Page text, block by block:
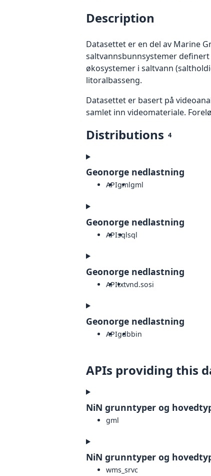
Description
Datasettet er en del av Marine
saltvannsbunnsystemer
økosystemer i saltvann
litoralbasseng.
Datasettet er basert på
samlet inn videomateriale.
Distributions 4
Geonorge nedlastning
APIgmlgml
Geonorge nedlastning
APIsqlsql
Geonorge nedlastning
APItxtvnd.sosi
Geonorge nedlastning
APIgdbbin
APIs providing this
NiN grunntyper og
gml
NiN grunntyper og
wms_srvc